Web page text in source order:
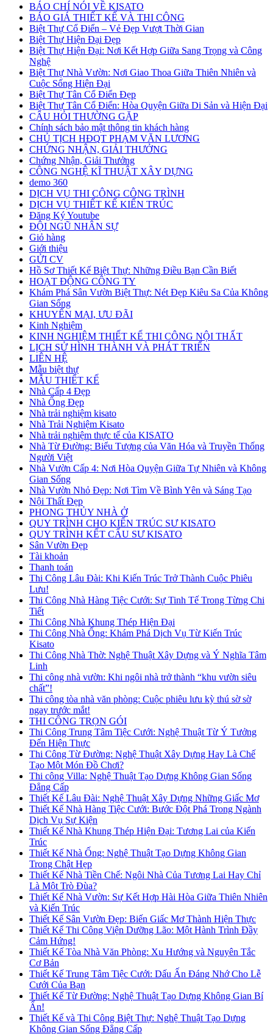
BÁO CHÍ NÓI VỀ KISATO
BÁO GIÁ THIẾT KẾ VÀ THI CÔNG
Biệt Thự Cổ Điển – Vẻ Đẹp Vượt Thời Gian
Biệt Thự Hiện Đại Đẹp
Biệt Thự Hiện Đại: Nơi Kết Hợp Giữa Sang Trọng và Công
Nghệ
Biệt Thự Nhà Vườn: Nơi Giao Thoa Giữa Thiên Nhiên và
Cuộc Sống Hiện Đại
Biệt Thự Tân Cổ Điển Đẹp
Biệt Thự Tân Cổ Điển: Hòa Quyện Giữa Di Sản và Hiện Đại
CÂU HỎI THƯỜNG GẶP
Chính sách bảo mật thông tin khách hàng
CHỦ TỊCH HĐQT PHẠM VĂN LƯƠNG
CHỨNG NHẬN, GIẢI THƯỞNG
Chứng Nhận, Giải Thưởng
CÔNG NGHỆ KĨ THUẬT XÂY DỰNG
demo 360
DỊCH VỤ THI CÔNG CÔNG TRÌNH
DỊCH VỤ THIẾT KẾ KIẾN TRÚC
Đăng Ký Youtube
ĐỘI NGŨ NHÂN SỰ
Giỏ hàng
Giới thiệu
GỬI CV
Hồ Sơ Thiết Kế Biệt Thự: Những Điều Bạn Cần Biết
HOẠT ĐỘNG CÔNG TY
Khám Phá Sân Vườn Biệt Thự: Nét Đẹp Kiêu Sa Của Không
Gian Sống
KHUYẾN MẠI, ƯU ĐÃI
Kinh Nghiệm
KINH NGHIỆM THIẾT KẾ THI CÔNG NỘI THẤT
LỊCH SỬ HÌNH THÀNH VÀ PHÁT TRIỂN
LIÊN HỆ
Mẫu biệt thự
MẪU THIẾT KẾ
Nhà Cấp 4 Đẹp
Nhà Ống Đẹp
Nhà trải nghiệm kisato
Nhà Trải Nghiệm Kisato
Nhà trải nghiệm thực tế của KISATO
Nhà Từ Đường: Biểu Tượng của Văn Hóa và Truyền Thống
Người Việt
Nhà Vườn Cấp 4: Nơi Hòa Quyện Giữa Tự Nhiên và Không
Gian Sống
Nhà Vườn Nhỏ Đẹp: Nơi Tìm Về Bình Yên và Sáng Tạo
Nội Thất Đẹp
PHONG THỦY NHÀ Ở
QUY TRÌNH CHO KIẾN TRÚC SƯ KISATO
QUY TRÌNH KẾT CẤU SƯ KISATO
Sân Vườn Đẹp
Tài khoản
Thanh toán
Thi Công Lâu Đài: Khi Kiến Trúc Trở Thành Cuộc Phiêu
Lưu!
Thi Công Nhà Hàng Tiệc Cưới: Sự Tinh Tế Trong Từng Chi
Tiết
Thi Công Nhà Khung Thép Hiện Đại
Thi Công Nhà Ống: Khám Phá Dịch Vụ Từ Kiến Trúc
Kisato
Thi Công Nhà Thờ: Nghệ Thuật Xây Dựng và Ý Nghĩa Tâm
Linh
Thi công nhà vườn: Khi ngôi nhà trở thành “khu vườn siêu
chất”!
Thi công tòa nhà văn phòng: Cuộc phiêu lưu kỳ thú sờ sờ
ngay trước mắt!
THI CÔNG TRỌN GÓI
Thi Công Trung Tâm Tiệc Cưới: Nghệ Thuật Từ Ý Tưởng
Đến Hiện Thực
Thi Công Từ Đường: Nghệ Thuật Xây Dựng Hay Là Chế
Tạo Một Món Đồ Chơi?
Thi công Villa: Nghệ Thuật Tạo Dựng Không Gian Sống
Đẳng Cấp
Thiết Kế Lâu Đài: Nghệ Thuật Xây Dựng Những Giấc Mơ
Thiết Kế Nhà Hàng Tiệc Cưới: Bước Đột Phá Trong Ngành
Dịch Vụ Sự Kiện
Thiết Kế Nhà Khung Thép Hiện Đại: Tương Lai của Kiến
Trúc
Thiết Kế Nhà Ống: Nghệ Thuật Tạo Dựng Không Gian
Trong Chật Hẹp
Thiết Kế Nhà Tiền Chế: Ngôi Nhà Của Tương Lai Hay Chỉ
Là Một Trò Đùa?
Thiết Kế Nhà Vườn: Sự Kết Hợp Hài Hòa Giữa Thiên Nhiên
và Kiến Trúc
Thiết Kế Sân Vườn Đẹp: Biến Giấc Mơ Thành Hiện Thực
Thiết Kế Thi Công Viện Dưỡng Lão: Một Hành Trình Đầy
Cảm Hứng!
Thiết Kế Tòa Nhà Văn Phòng: Xu Hướng và Nguyên Tắc
Cơ Bản
Thiết Kế Trung Tâm Tiệc Cưới: Dấu Ấn Đáng Nhớ Cho Lễ
Cưới Của Bạn
Thiết Kế Từ Đường: Nghệ Thuật Tạo Dựng Không Gian Bí
Ẩn!
Thiết Kế và Thi Công Biệt Thự: Nghệ Thuật Tạo Dựng
Không Gian Sống Đẳng Cấp